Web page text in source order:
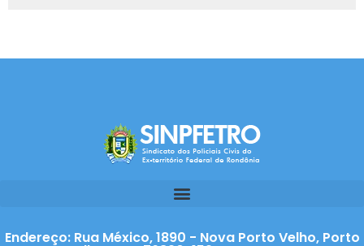
Endereço: Rua México, 1890 - Nova Porto Velho, Porto